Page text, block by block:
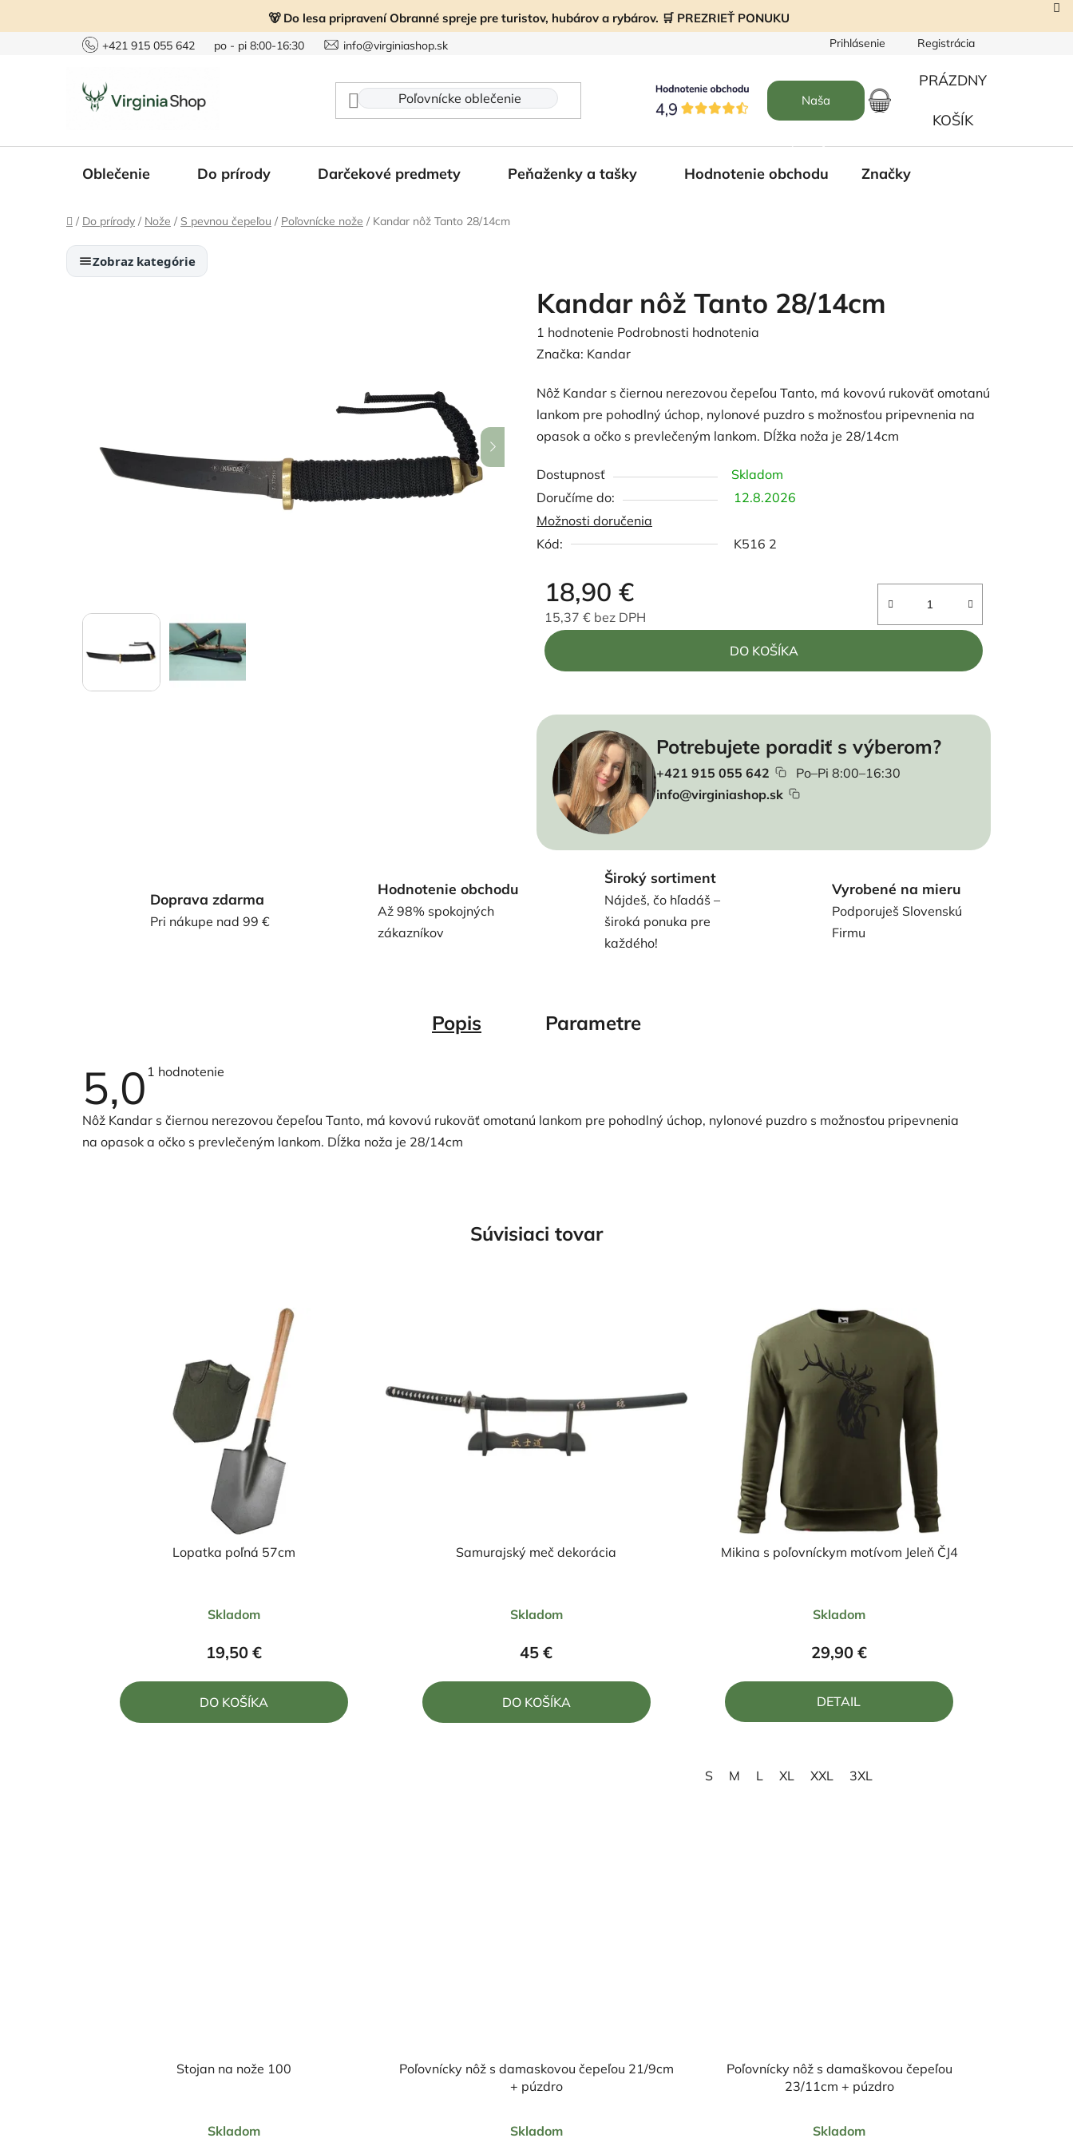
🐻 Do lesa pripravení Obranné spreje pre turistov, hubárov a rybárov. 🛒 PREZRIEŤ PONUKU
+421 915 055 642 po - pi 8:00-16:30 info@virginiashop.sk Prihlásenie Registrácia
Naša
NÁKUPNÝ
PRÁZDNY
KOŠÍK
Oblečenie Do prírody Darčekové predmety Peňaženky a tašky Hodnotenie obchodu Značky
Domov
/ Do prírody / Nože / S pevnou čepeľou / Poľovnícke nože / Kandar nôž Tanto 28/14cm
Zobraz kategórie
Kandar nôž Tanto 28/14cm
Priemerné
hodnotenie
je
5,0
z
hviezdičiek.
1 hodnotenie Podrobnosti hodnotenia
Značka: Kandar
Nôž Kandar s čiernou nerezovou čepeľou Tanto, má kovovú rukoväť omotanú
lankom pre pohodlný úchop, nylonové puzdro s možnosťou pripevnenia na
opasok a očko s prevlečeným lankom. Dĺžka noža je 28/14cm
Dostupnosť
Skladom
12.8.2026
Možnosti doručenia
Kód:
K516 2
18,90 €
15,37 € bez DPH
Jednotková cena:
DO KOŠÍKA
Potrebujete poradiť s výberom?
+421 915 055 642
Po–Pi 8:00–16:30
info@virginiashop.sk
Doprava zdarma
Pri nákupe nad 99 €
Hodnotenie obchodu
Až 98% spokojných
zákazníkov
Široký sortiment
Nájdeš, čo hľadáš –
široká ponuka pre
každého!
Vyrobené na mieru
Podporuješ Slovenskú
Firmu
Popis Parametre
5,0 Priemerné
5,0
5
1 hodnotenie
Nôž Kandar s čiernou nerezovou čepeľou Tanto, má kovovú rukoväť omotanú lankom pre pohodlný úchop, nylonové puzdro s možnosťou pripevnenia
na opasok a očko s prevlečeným lankom. Dĺžka noža je 28/14cm
Súvisiaci tovar
Lopatka poľná 57cm
hodnotenie
produktu
z
Skladom
19,50 €
DO KOŠÍKA
Samurajský meč dekorácia
hodnotenie
produktu
z
Skladom
45 €
DO KOŠÍKA
Mikina s poľovníckym motívom Jeleň ČJ4
hodnotenie
produktu
z
Skladom
29,90 €
DETAIL
S M L XL XXL 3XL
Stojan na nože 100
hodnotenie
Skladom
Poľovnícky nôž s damaskovou čepeľou 21/9cm
+ púzdro
hodnotenie
Skladom
Poľovnícky nôž s damaškovou čepeľou
23/11cm + púzdro
hodnotenie
Skladom